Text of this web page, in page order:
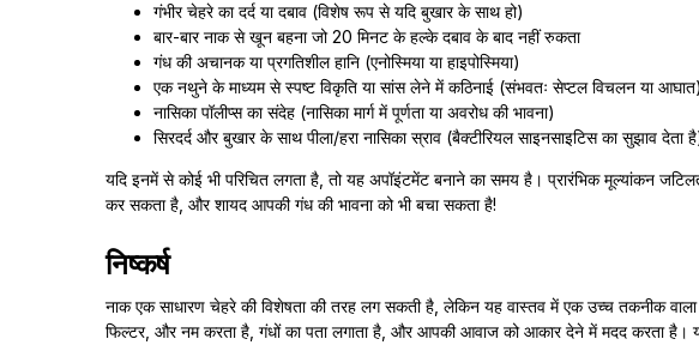
गंभीर चेहरे का दर्द या दबाव (विशेष रूप से यदि बुखार के साथ हो)
बार-बार नाक से खून बहना जो 20 मिनट के हल्के दबाव के बाद नहीं रुकता
गंध की अचानक या प्रगतिशील हानि (एनोस्मिया या हाइपोस्मिया)
एक नथुने के माध्यम से स्पष्ट विकृति या सांस लेने में कठिनाई (संभवतः सेप्टल विचलन या आघात)
नासिका पॉलीप्स का संदेह (नासिका मार्ग में पूर्णता या अवरोध की भावना)
सिरदर्द और बुखार के साथ पीला/हरा नासिका स्राव (बैक्टीरियल साइनसाइटिस का सुझाव देता
यदि इनमें से कोई भी परिचित लगता है, तो यह अपॉइंटमेंट बनाने का समय है। प्रारंभिक मूल्यांकन
कर सकता है, और शायद आपकी गंध की भावना को भी बचा सकता है!
निष्कर्ष
नाक एक साधारण चेहरे की विशेषता की तरह लग सकती है, लेकिन यह वास्तव में एक उच्च तकनीक
फिल्टर, और नम करता है, गंधों का पता लगाता है, और आपकी आवाज को आकार देने में मदद करता